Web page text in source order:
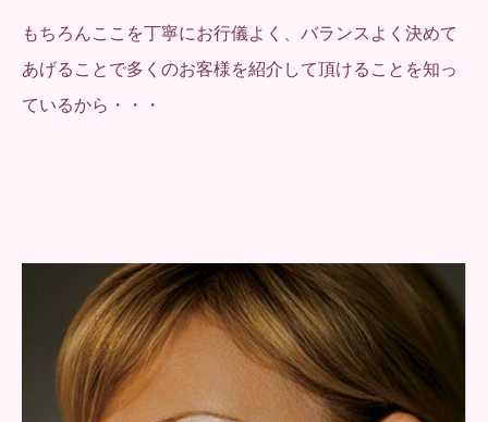
もちろんここを丁寧にお行儀よく、バランスよく決めて
あげることで多くのお客様を紹介して頂けることを知っ
ているから・・・